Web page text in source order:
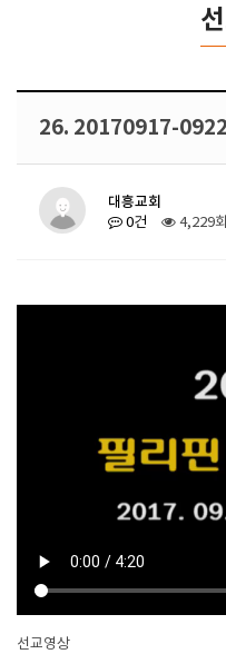
26. 20170917-0922
대흥교회
0건 4,229회
선교영상